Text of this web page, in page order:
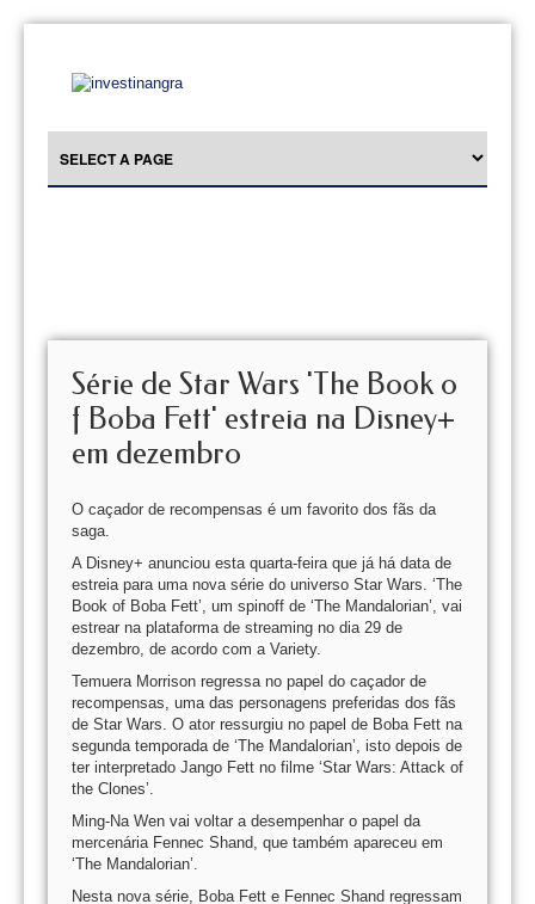
Série de Star Wars 'The Book o
f Boba Fett' estreia na Disney+
em dezembro
O caçador de recompensas é um favorito dos fãs da
saga.
A Disney+ anunciou esta quarta-feira que já há data de
estreia para uma nova série do universo Star Wars. ‘The
Book of Boba Fett’, um spinoff de ‘The Mandalorian’, vai
estrear na plataforma de streaming no dia 29 de
dezembro, de acordo com a Variety.
Temuera Morrison regressa no papel do caçador de
recompensas, uma das personagens preferidas dos fãs
de Star Wars. O ator ressurgiu no papel de Boba Fett na
segunda temporada de ‘The Mandalorian’, isto depois de
ter interpretado Jango Fett no filme ‘Star Wars: Attack of
the Clones’.
Ming-Na Wen vai voltar a desempenhar o papel da
mercenária Fennec Shand, que também apareceu em
‘The Mandalorian’.
Nesta nova série, Boba Fett e Fennec Shand regressam